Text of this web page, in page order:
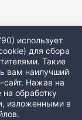
использует
для сбора
Такие
вам наилучший
сайт. Нажав на
на обработку
изложенными в
.